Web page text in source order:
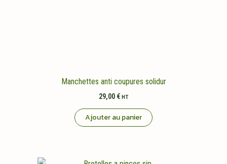
Manchettes anti coupures solidur
29,00 € HT
Ajouter au panier